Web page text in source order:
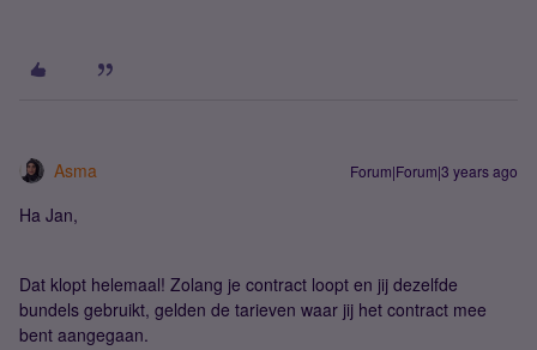
Asma Forum|Forum|3 years ago
Ha Jan,
Dat klopt helemaal! Zolang je contract loopt en jij dezelfde
bundels gebruikt, gelden de tarieven waar jij het contract mee
bent aangegaan.